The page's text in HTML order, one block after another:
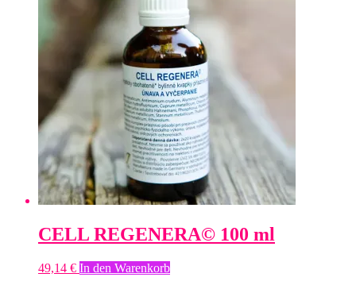
CELL REGENERA© 100 ml
49,14 € In den Warenkorb